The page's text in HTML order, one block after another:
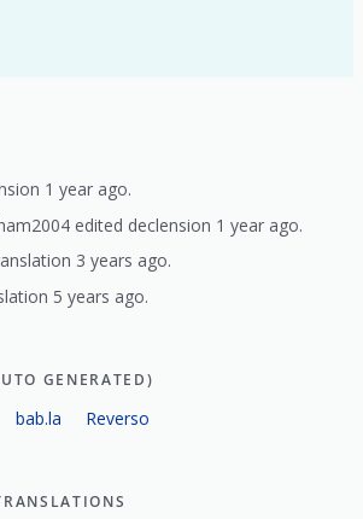
1 year ago.
edited declension 1 year ago.
3 years ago.
5 years ago.
GENERATED)
bab.la Reverso